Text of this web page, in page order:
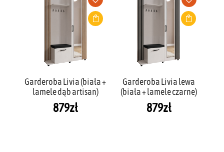
Garderoba Livia (biała +
lamele dąb artisan)
879zł
Garderoba Livia lewa
(biała + lamele czarne)
879zł